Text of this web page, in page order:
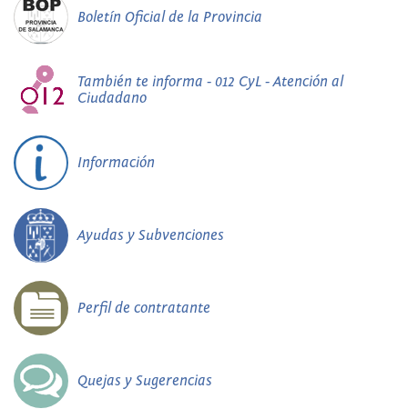
Boletín Oficial de la Provincia
También te informa - 012 CyL - Atención al
Ciudadano
Información
Ayudas y Subvenciones
Perfil de contratante
Quejas y Sugerencias